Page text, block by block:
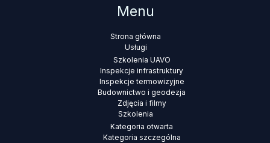
Menu
Strona główna
Usługi
Szkolenia UAVO
Inspekcje infrastruktury
Inspekcje termowizyjne
Budownictwo i geodezja
Zdjęcia i filmy
Szkolenia
Kategoria otwarta
Kategoria szczególna